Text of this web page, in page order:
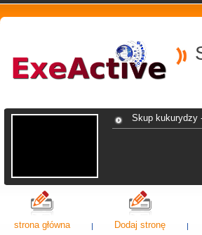
Skup kukurydzy
strona główna Dodaj stronę